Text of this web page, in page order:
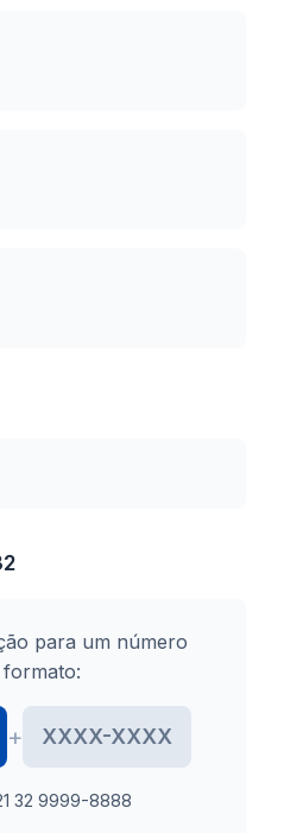
para um número
+ XXXX-XXXX
32 9999-8888